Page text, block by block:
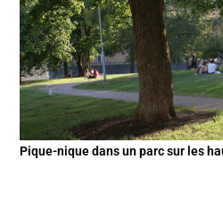
Pique-nique dans un parc sur les